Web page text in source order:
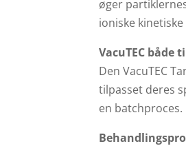
øger
ioniske
VacuTEC
Den VacuTEC
tilpasset deres
en